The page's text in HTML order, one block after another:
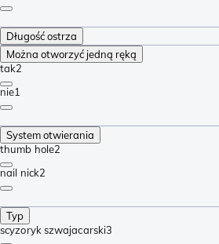
Długość ostrza
Można otworzyć jedną ręką
tak2
nie1
System otwierania
thumb hole2
nail nick2
Typ
scyzoryk szwajacarski3